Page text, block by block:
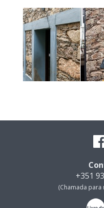
+351
(Chamada para